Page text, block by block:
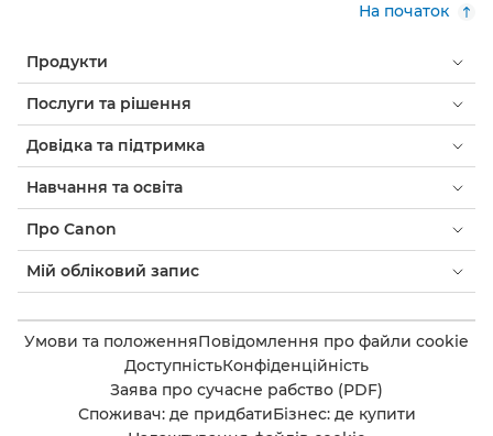
На початок
Продукти
Послуги та рішення
Довідка та підтримка
Навчання та освіта
Про Canon
Мій обліковий запис
Умови та положенняПовідомлення про файли cookie
ДоступністьКонфіденційність
Заява про сучасне рабство (PDF)
Споживач: де придбатиБізнес: де купити